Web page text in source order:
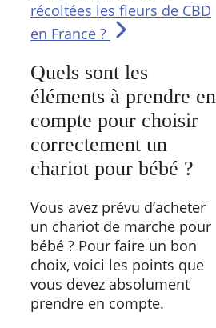
récoltées les fleurs de CBD
en France ?
Quels sont les
éléments à prendre en
compte pour choisir
correctement un
chariot pour bébé ?
Vous avez prévu d’acheter
un chariot de marche pour
bébé ? Pour faire un bon
choix, voici les points que
vous devez absolument
prendre en compte.